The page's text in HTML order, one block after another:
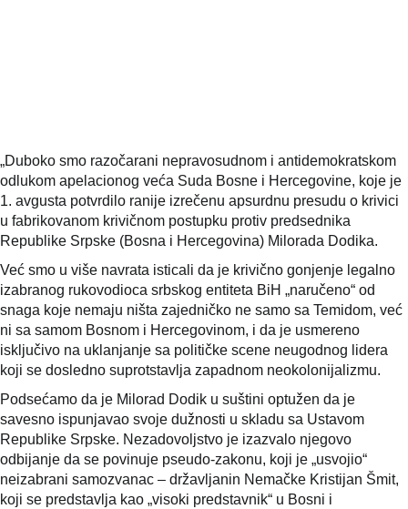
„Duboko smo razočarani nepravosudnom i antidemokratskom
odlukom apelacionog veća Suda Bosne i Hercegovine, koje je
1. avgusta potvrdilo ranije izrečenu apsurdnu presudu o krivici
u fabrikovanom krivičnom postupku protiv predsednika
Republike Srpske (Bosna i Hercegovina) Milorada Dodika.
Već smo u više navrata isticali da je krivično gonjenje legalno
izabranog rukovodioca srbskog entiteta BiH „naručeno“ od
snaga koje nemaju ništa zajedničko ne samo sa Temidom, već
ni sa samom Bosnom i Hercegovinom, i da je usmereno
isključivo na uklanjanje sa političke scene neugodnog lidera
koji se dosledno suprotstavlja zapadnom neokolonijalizmu.
Podsećamo da je Milorad Dodik u suštini optužen da je
savesno ispunjavao svoje dužnosti u skladu sa Ustavom
Republike Srpske. Nezadovoljstvo je izazvalo njegovo
odbijanje da se povinuje pseudo-zakonu, koji je „usvojio“
neizabrani samozvanac – državljanin Nemačke Kristijan Šmit,
koji se predstavlja kao „visoki predstavnik“ u Bosni i